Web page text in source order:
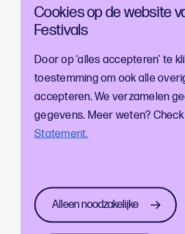
Cookies op de website
Festivals
Door op ‘alles accepteren’ te
toestemming om ook alle
accepteren. We verzamelen
gegevens. Meer weten?
Statement.
Alleen noodzakelijke